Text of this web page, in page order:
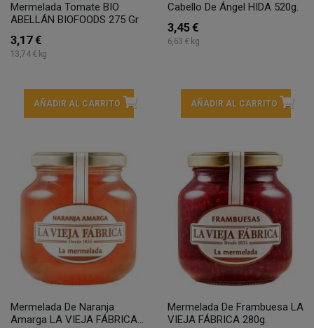
Mermelada Tomate BIO
ABELLÁN BIOFOODS 275 Gr
3,17 €
13,74 € kg
AÑADIR AL CARRITO
Cabello De Ángel HIDA 520g.
3,45 €
6,63 € kg
AÑADIR AL CARRITO
Mermelada De Naranja
Amarga LA VIEJA FÁBRICA...
Mermelada De Frambuesa LA
VIEJA FÁBRICA 280g.